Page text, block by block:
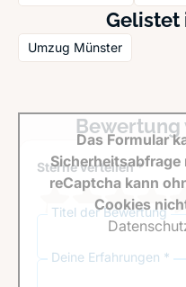
Gelistet
Umzug Münster
Sterne verteilen *
Titel der Bewertung
Deine Erfahrungen *
Das Formular
reCaptcha kann
Cookies